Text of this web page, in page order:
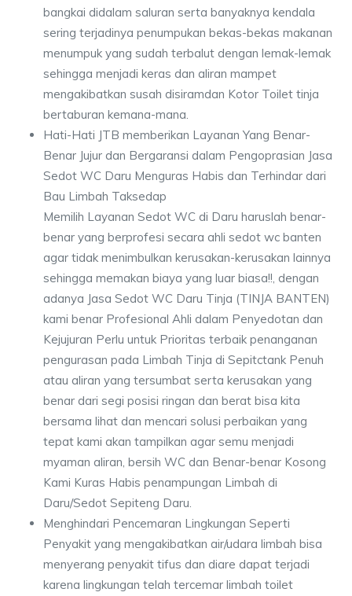
bangkai didalam saluran serta banyaknya kendala
sering terjadinya penumpukan bekas-bekas makanan
menumpuk yang sudah terbalut dengan lemak-lemak
sehingga menjadi keras dan aliran mampet
mengakibatkan susah disiramdan Kotor Toilet tinja
bertaburan kemana-mana.
Hati-Hati JTB memberikan Layanan Yang Benar-
Benar Jujur dan Bergaransi dalam Pengoprasian Jasa
Sedot WC Daru Menguras Habis dan Terhindar dari
Bau Limbah Taksedap
Memilih Layanan Sedot WC di Daru haruslah benar-
benar yang berprofesi secara ahli sedot wc banten
agar tidak menimbulkan kerusakan-kerusakan lainnya
sehingga memakan biaya yang luar biasa!!, dengan
adanya Jasa Sedot WC Daru Tinja (TINJA BANTEN)
kami benar Profesional Ahli dalam Penyedotan dan
Kejujuran Perlu untuk Prioritas terbaik penanganan
pengurasan pada Limbah Tinja di Sepitctank Penuh
atau aliran yang tersumbat serta kerusakan yang
benar dari segi posisi ringan dan berat bisa kita
bersama lihat dan mencari solusi perbaikan yang
tepat kami akan tampilkan agar semu menjadi
myaman aliran, bersih WC dan Benar-benar Kosong
Kami Kuras Habis penampungan Limbah di
Daru/Sedot Sepiteng Daru.
Menghindari Pencemaran Lingkungan Seperti
Penyakit yang mengakibatkan air/udara limbah bisa
menyerang penyakit tifus dan diare dapat terjadi
karena lingkungan telah tercemar limbah toilet